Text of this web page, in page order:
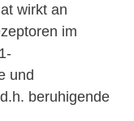
wirkt an
im
und
beruhigende